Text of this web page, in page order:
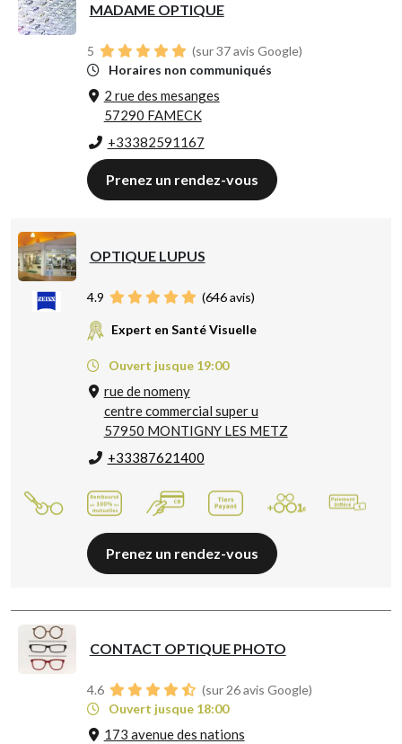
MADAME OPTIQUE
5
(sur 37 avis Google)
Horaires non communiqués
2 rue des mesanges
57290 FAMECK
+33382591167
Prenez un rendez-vous
OPTIQUE LUPUS
4.9 (646avis)
Expert en Santé Visuelle
Ouvert jusque 19:00
rue de nomeny
centre commercial super u
57950 MONTIGNY LES METZ
+33387621400
Prenez un rendez-vous
CONTACT OPTIQUE PHOTO
4.6
(sur 26 avis Google)
Ouvert jusque 18:00
173 avenue des nations